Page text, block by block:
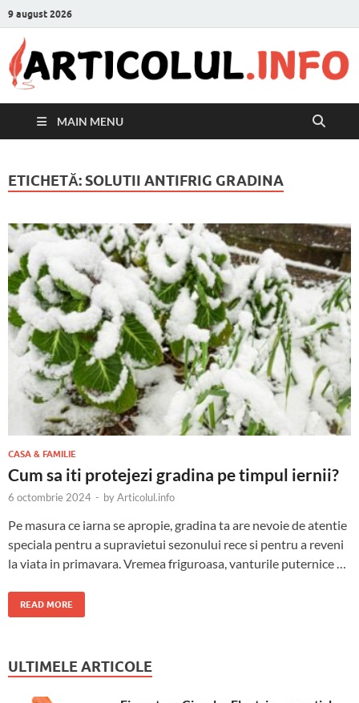
9 august 2026
MAIN MENU
ETICHETĂ: SOLUTII ANTIFRIG GRADINA
CASA & FAMILIE
Cum sa iti protejezi gradina pe timpul iernii?
6 octombrie 2024 - byArticolul.info
Pe masura ce iarna se apropie, gradina ta are nevoie de atentie
speciala pentru a supravietui sezonului rece si pentru a reveni
la viata in primavara. Vremea friguroasa, vanturile puternice …
READ MORE
ULTIMELE ARTICOLE